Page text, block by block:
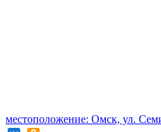
местоположение: Омск, ул.